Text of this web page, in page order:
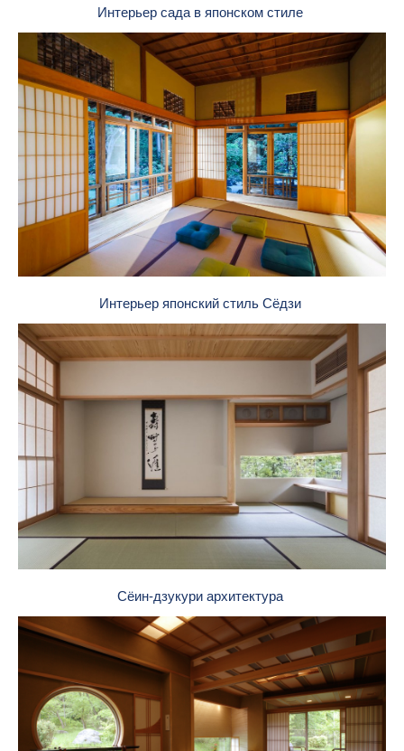
Интерьер сада в японском стиле
Интерьер японский стиль Сёдзи
Сёин-дзукури архитектура